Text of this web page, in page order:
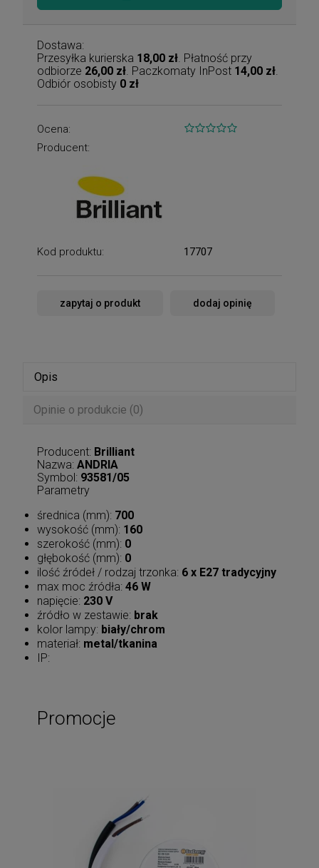
Dostawa:
Przesyłka kurierska 18,00 zł . Płatność przy
odbiorze 26,00 zł . Paczkomaty InPost 14,00 zł
Odbiór osobisty 0 zł
Ocena:
Producent:
Kod produktu: 17707
zapytaj o produkt dodaj opinię
Opis
Opinie o produkcie (0)
Producent: Brilliant
Nazwa: ANDRIA
Symbol: 93581/05
Parametry
średnica (mm): 700
wysokość (mm): 160
szerokość (mm): 0
głębokość (mm): 0
ilość źródeł / rodzaj trzonka: 6 x E27 tradycyjny
max moc źródła: 46 W
napięcie: 230 V
źródło w zestawie: brak
kolor lampy: biały/chrom
materiał: metal/tkanina
IP:
Promocje